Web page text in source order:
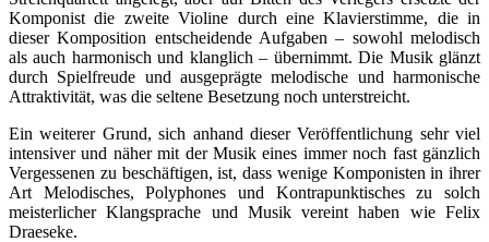
Komponist die zweite Violine durch eine Klavierstimme, die in
dieser Komposition entscheidende Aufgaben – sowohl melodisch
als auch harmonisch und klanglich – übernimmt. Die Musik glänzt
durch Spielfreude und ausgeprägte melodische und harmonische
Attraktivität, was die seltene Besetzung noch unterstreicht.
Ein weiterer Grund, sich anhand dieser Veröffentlichung sehr viel
intensiver und näher mit der Musik eines immer noch fast gänzlich
Vergessenen zu beschäftigen, ist, dass wenige Komponisten in ihrer
Art Melodisches, Polyphones und Kontrapunktisches zu solch
meisterlicher Klangsprache und Musik vereint haben wie Felix
Draeseke.